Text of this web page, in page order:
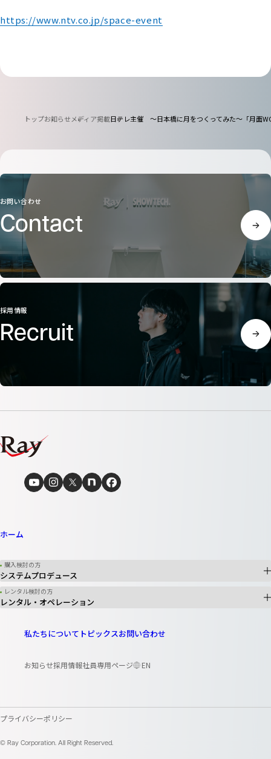
https://www.ntv.co.jp/space-event
トップお知らせ メディア掲載日テレ主催 ～日本橋に月をつくってみた～「月面
お問い合わせ
Contact
採用情報
Recruit
ホーム
購入検討の方
システムプロデュース
レンタル検討の方
レンタル・オペレーション
私たちについて トピックスお問い合わせ
お知らせ採用情報社員専用ページ EN
プライバシーポリシー
© Ray Corporation. All Right Reserved.